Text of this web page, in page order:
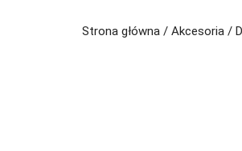
Strona główna / Akcesoria /